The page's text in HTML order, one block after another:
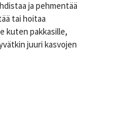
ja pehmentää
tai hoitaa
kuten pakkasille,
juuri kasvojen